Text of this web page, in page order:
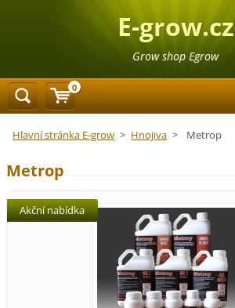
E-grow.cz
Grow shop Egrow
Hlavní stránka E-grow > Hnojiva > Metrop
Metrop
Akční nabídka
0